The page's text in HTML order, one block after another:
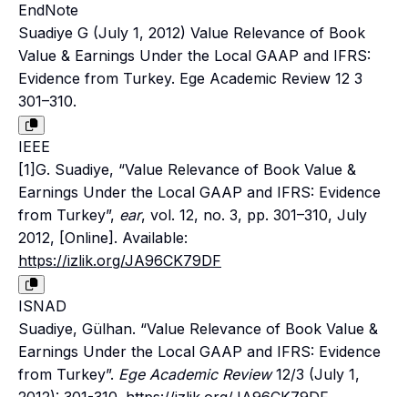
EndNote
Suadiye G (July 1, 2012) Value Relevance of Book
Value & Earnings Under the Local GAAP and IFRS:
Evidence from Turkey. Ege Academic Review 12 3
301–310.
IEEE
[1]G. Suadiye, “Value Relevance of Book Value &
Earnings Under the Local GAAP and IFRS: Evidence
from Turkey”, ear, vol. 12, no. 3, pp. 301–310, July
2012, [Online]. Available:
https://izlik.org/JA96CK79DF
ISNAD
Suadiye, Gülhan. “Value Relevance of Book Value &
Earnings Under the Local GAAP and IFRS: Evidence
from Turkey”. Ege Academic Review12/3 (July 1,